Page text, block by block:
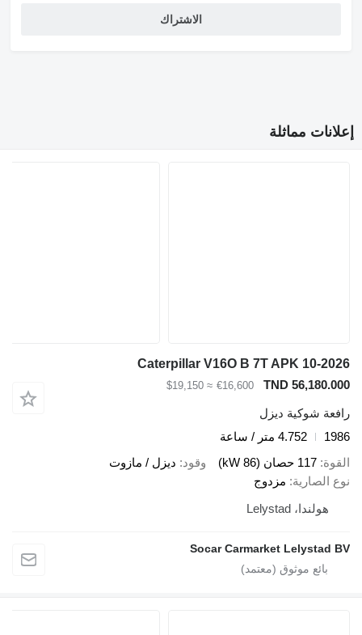
الاشتراك
إعلانات مماثلة
Caterpillar V16O B 7T APK 10-2026
TND 56,180.000
€16,600
≈ $19,150
رافعة شوكية ديزل
1986
4.752 متر / ساعة
القوة 117 حصان (86 kW) وقود ديزل / مازوت
نوع الصارية مزدوج
هولندا، Lelystad
Socar Carmarket Lelystad BV